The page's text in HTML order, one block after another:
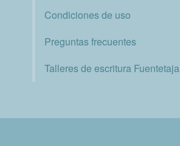
Condiciones de uso
Preguntas frecuentes
Talleres de escritura Fuentetaja